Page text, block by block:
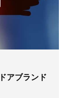
アブランド